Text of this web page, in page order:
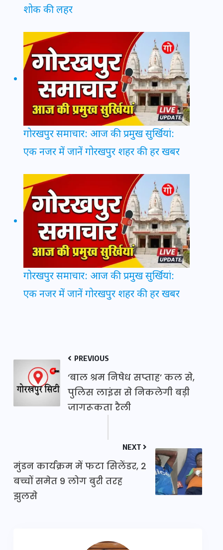
शोक की लहर
गोरखपुर समाचार: आज की प्रमुख सुर्खियां:
एक नजर में जानें गोरखपुर शहर की हर खबर
गोरखपुर समाचार: आज की प्रमुख सुर्खियां:
एक नजर में जानें गोरखपुर शहर की हर खबर
PREVIOUS
‘बाल श्रम निषेध सप्ताह’ कल से,
पुलिस लाइंस से निकलेगी बड़ी
जागरूकता रैली
NEXT
मुंडन कार्यक्रम में फटा सिलेंडर, 2
बच्चों समेत 9 लोग बुरी तरह
झुलसे